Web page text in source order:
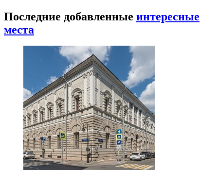
Последние добавленные интересные
места